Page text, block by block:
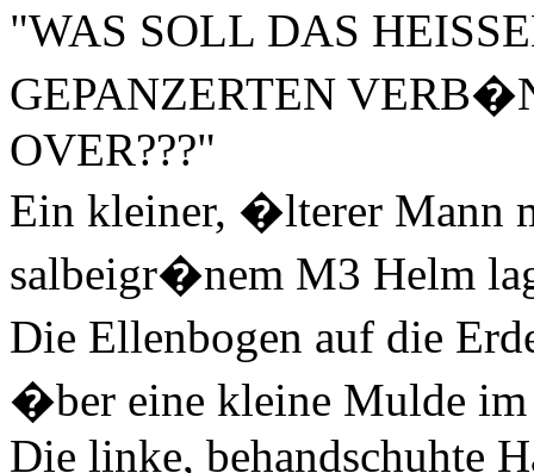
"WAS SOLL DAS
GEPANZERTEN
OVER???"
Ein kleiner, �lterer Mann
salbeigr�nem M3 Helm
Die Ellenbogen auf die
�ber eine kleine Mulde
Die linke, behandschuhte